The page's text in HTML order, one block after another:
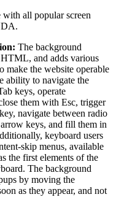
with all popular screen
The background
HTML, and adds various
make the website operable
ability to navigate the
keys, operate
them with Esc, trigger
navigate between radio
keys, and fill them in
keyboard users
skip menus, available
the first elements of the
The background
by moving the
as they appear, and not